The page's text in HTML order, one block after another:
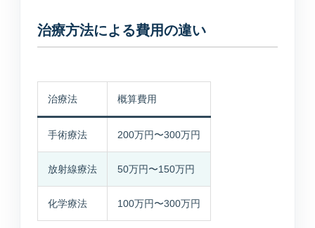
治療方法による費用の違い
治療法 概算費用
手術療法 200万円〜300万円
放射線療法 50万円〜150万円
化学療法 100万円〜300万円